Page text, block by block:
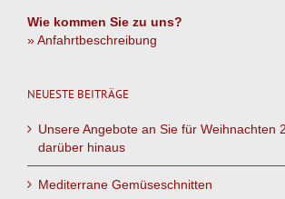
Wie kommen Sie zu uns?
» Anfahrtbeschreibung
NEUESTE BEITRÄGE
Unsere Angebote an Sie für Weihnachten
darüber hinaus
Mediterrane Gemüseschnitten